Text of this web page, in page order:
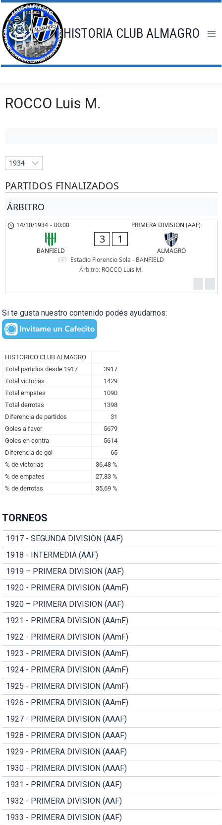
Saltar
al
contenido
HISTORIA CLUB ALMAGRO
ROCCO Luis M.
PARTIDOS FINALIZADOS
ÁRBITRO
PRIMERA DIVISION (AAF)
14/10/1934 - 00:00
BANFIELD
3 1
ALMAGRO
Estadio Florencio Sola - BANFIELD
Árbitro: ROCCO Luis M.
Si te gusta nuestro contenido podés ayudarnos:
TORNEOS
1917 - SEGUNDA DIVISION (AAF)
1918 - INTERMEDIA (AAF)
1919 – PRIMERA DIVISION (AAF)
1920 - PRIMERA DIVISION (AAmF)
1920 – PRIMERA DIVISION (AAF)
1921 - PRIMERA DIVISION (AAmF)
1922 - PRIMERA DIVISION (AAmF)
1923 - PRIMERA DIVISION (AAmF)
1924 - PRIMERA DIVISION (AAmF)
1925 - PRIMERA DIVISION (AAmF)
1926 - PRIMERA DIVISION (AAmF)
1927 - PRIMERA DIVISION (AAAF)
1928 - PRIMERA DIVISION (AAAF)
1929 - PRIMERA DIVISION (AAAF)
1930 - PRIMERA DIVISION (AAAF)
1931 - PRIMERA DIVISION (AAF)
1932 - PRIMERA DIVISION (AAF)
1933 - PRIMERA DIVISION (AAF)